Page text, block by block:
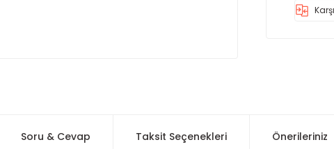
Soru & Cevap Taksit Seçenekleri Önerileriniz